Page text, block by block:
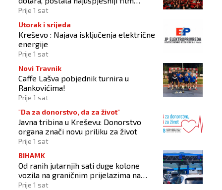
Christophera Nolana
Prije 1 sat
Utorak i srijeda
Kreševo : Najava isključenja električne
energije
Prije 1 sat
Novi Travnik
Caffe Lašva pobjednik turnira u
Rankovićima!
Prije 1 sat
"Da za donorstvo, da za život"
Javna tribina u Kreševu: Donorstvo
organa znači novu priliku za život
Prije 1 sat
BIHAMK
Od ranih jutarnjih sati duge kolone
vozila na graničnim prijelazima na
izlazu iz BiH
Prije 1 sat